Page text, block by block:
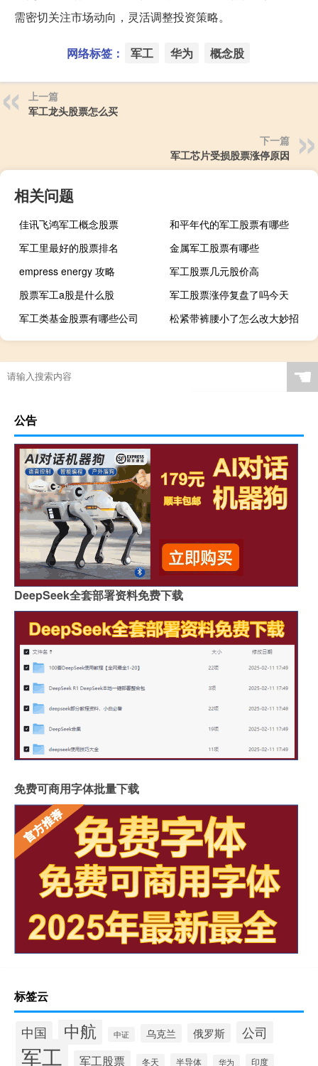
需密切关注市场动向，灵活调整投资策略。
网络标签： 军工 华为 概念股
上一篇
军工龙头股票怎么买
下一篇
军工芯片受损股票涨停原因
相关问题
佳讯飞鸿军工概念股票
和平年代的军工股票有哪些
军工里最好的股票排名
金属军工股票有哪些
empress energy 攻略
军工股票几元股价高
股票军工a股是什么股
军工股票涨停复盘了吗今天
军工类基金股票有哪些公司
松紧带裤腰小了怎么改大妙招
☚
公告
DeepSeek全套部署资料免费下载
免费可商用字体批量下载
标签云
中国 中航 中证 乌克兰 俄罗斯 公司
军工 军工股票 冬天 半导体 华为 印度